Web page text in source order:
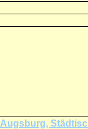
Augsburg,